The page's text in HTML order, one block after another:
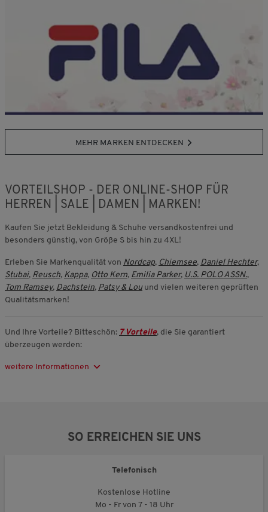
MEHR MARKEN ENTDECKEN
VORTEILSHOP - DER ONLINE-SHOP FÜR
HERREN
SALE DAMEN MARKEN!
Kaufen Sie jetzt Bekleidung & Schuhe versandkostenfrei und
besonders günstig, von Größe S bis hin zu 4XL!
Erleben Sie Markenqualität von Nordcap, Chiemsee, Daniel Hechter,
Stubai, Reusch, Kappa, Otto Kern, Emilia Parker, U.S. POLO ASSN.,
Tom Ramsey, Dachstein, Patsy & Louund vielen weiteren geprüften
Qualitätsmarken!
Und Ihre Vorteile? Bitteschön: 7 Vorteile, die Sie garantiert
überzeugen werden:
weitere Informationen
SO ERREICHEN SIE UNS
Telefonisch
Kostenlose Hotline
Mo - Fr von 7 - 18 Uhr